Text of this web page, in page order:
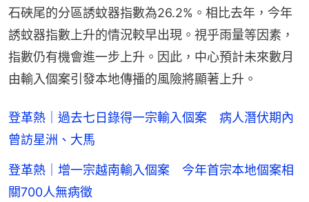
石硤尾的分區誘蚊器指數為26.2%。相比去年，今年
誘蚊器指數上升的情況較早出現。視乎雨量等因素，
指數仍有機會進一步上升。因此，中心預計未來數月
由輸入個案引發本地傳播的風險將顯著上升。
登革熱｜過去七日錄得一宗輸入個案 病人潛伏期內
曾訪星洲、大馬
登革熱｜增一宗越南輸入個案 今年首宗本地個案相
關700人無病徵